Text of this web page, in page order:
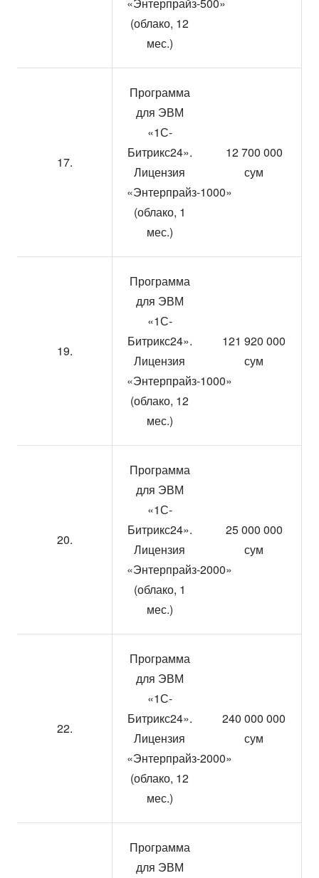
(облако, 12
мес.)
17.
Программа
для ЭВМ
«1С-
Битрикс24».
Лицензия
«Энтерпрайз-1000»
(облако, 1
мес.)
12 700 000
сум
19.
Программа
для ЭВМ
«1С-
Битрикс24».
Лицензия
«Энтерпрайз-1000»
(облако, 12
мес.)
121 920 000
сум
20.
Программа
для ЭВМ
«1С-
Битрикс24».
Лицензия
«Энтерпрайз-2000»
(облако, 1
мес.)
25 000 000
сум
22.
Программа
для ЭВМ
«1С-
Битрикс24».
Лицензия
«Энтерпрайз-2000»
(облако, 12
мес.)
240 000 000
сум
Программа
для ЭВМ